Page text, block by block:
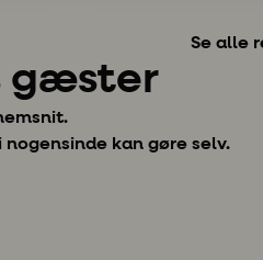
Se alle
gæster
nogensinde kan gøre selv.